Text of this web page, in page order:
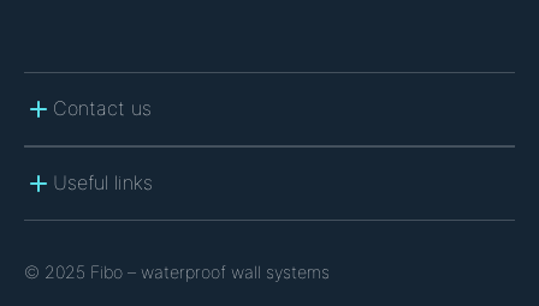
Contact us
Useful links
© 2025 Fibo – waterproof wall systems